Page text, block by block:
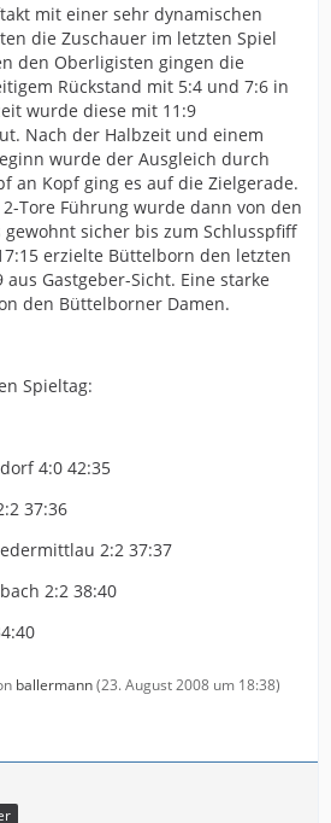
mit einer sehr dynamischen
die Zuschauer im letzten Spiel
den Oberligisten gingen die
Rückstand mit 5:4 und 7:6 in
wurde diese mit 11:9
Nach der Halbzeit und einem
wurde der Ausgleich durch
an Kopf ging es auf die Zielgerade.
Tore Führung wurde dann von den
sicher bis zum Schlusspfiff
erzielte Büttelborn den letzten
Gastgeber-Sicht. Eine starke
den Büttelborner Damen.
Spieltag:
4:0 42:35
37:36
2:2 37:37
2:2 38:40
ballermann(23. August 2008 um 18:38)